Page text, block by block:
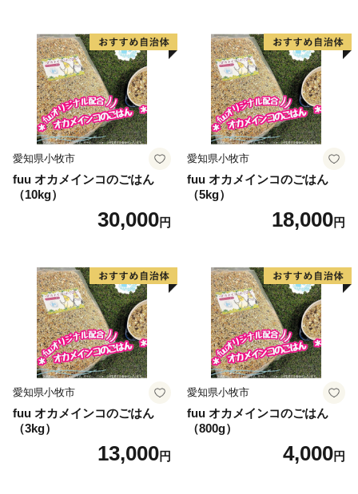
愛知県小牧市
fuu オカメインコのごはん
（10kg）
30,000円
愛知県小牧市
fuu オカメインコのごはん
（5kg）
18,000円
愛知県小牧市
fuu オカメインコのごはん
（3kg）
13,000円
愛知県小牧市
fuu オカメインコのごはん
（800g）
4,000円